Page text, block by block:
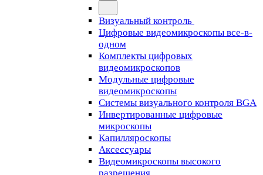
Визуальный контроль
Цифровые видеомикроскопы все-в-
одном
Комплекты цифровых
видеомикроскопов
Модульные цифровые
видеомикроскопы
Cистемы визуального контроля BGA
Инвертированные цифровые
микроскопы
Капилляроскопы
Аксессуары
Видеомикроскопы высокого
разрешения